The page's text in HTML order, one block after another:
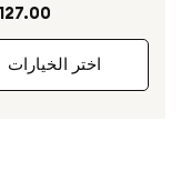
اختر الخيارات